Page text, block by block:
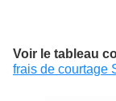
Voir le tableau
frais de courtage